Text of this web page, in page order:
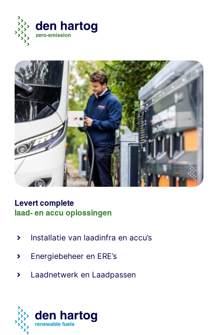
Levert complete
laad- en accu oplossingen
Installatie van laadinfra en accu’s
Energiebeheer en ERE’s
Laadnetwerk en Laadpassen